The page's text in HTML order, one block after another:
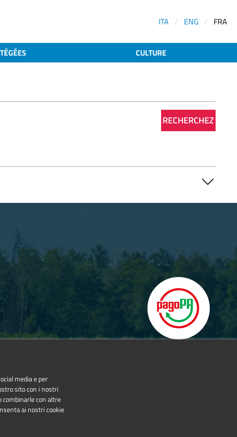
ITA / ENG / FRA
CULTURE
RECHERCHEZ
media e per
sito con i nostri
combinarle con altre
ai nostri cookie